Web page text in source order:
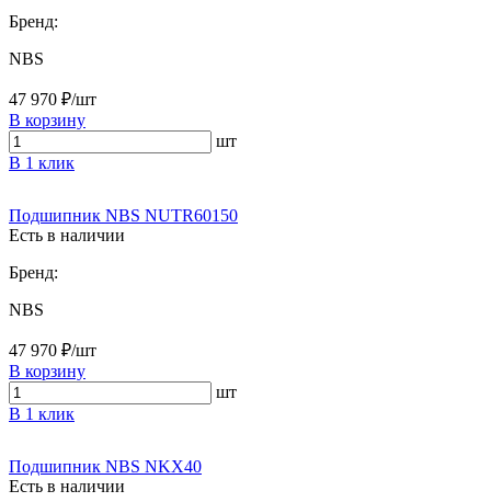
Бренд:
NBS
47 970 ₽/шт
В корзину
шт
В 1 клик
Подшипник NBS NUTR60150
Есть в наличии
Бренд:
NBS
47 970 ₽/шт
В корзину
шт
В 1 клик
Подшипник NBS NKX40
Есть в наличии